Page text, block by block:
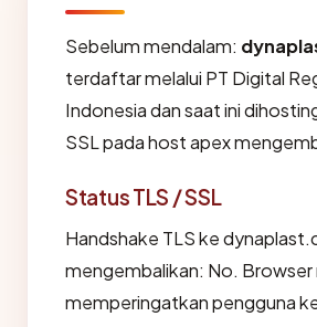
Sebelum mendalam:
terdaftar melalui PT Digital
Indonesia dan saat ini
SSL pada host apex
Status TLS / SSL
Handshake TLS ke
mengembalikan: No. Browser
memperingatkan pengguna